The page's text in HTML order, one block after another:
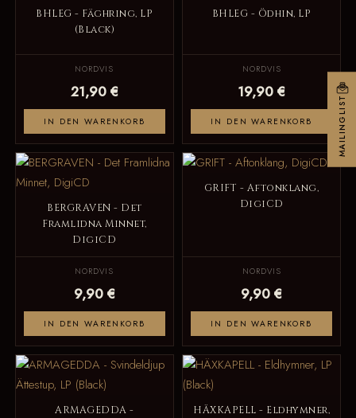
BHLEG - Fäghring, LP
(Black)
NORDVIS
21,90 €
IN DEN WARENKORB
BHLEG - Ödhin, LP
NORDVIS
19,90 €
IN DEN WARENKORB
BERGRAVEN - Det
Framlidna Minnet,
DigiCD
NORDVIS
9,90 €
IN DEN WARENKORB
GRIFT - Aftonklang,
DigiCD
NORDVIS
9,90 €
IN DEN WARENKORB
ARMAGEDDA -
HÄXKAPELL - Eldhymner,
MAILINGLIST